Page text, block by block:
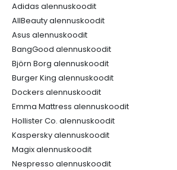
Adidas alennuskoodit
AllBeauty alennuskoodit
Asus alennuskoodit
BangGood alennuskoodit
Björn Borg alennuskoodit
Burger King alennuskoodit
Dockers alennuskoodit
Emma Mattress alennuskoodit
Hollister Co. alennuskoodit
Kaspersky alennuskoodit
Magix alennuskoodit
Nespresso alennuskoodit